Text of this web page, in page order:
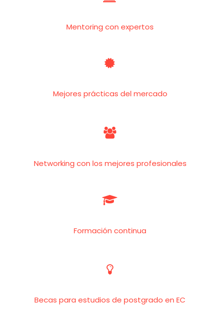
Mentoring con expertos


Mejores prácticas del mercado


Networking con los mejores profesionales


Formación continua


Becas para estudios de postgrado en EC